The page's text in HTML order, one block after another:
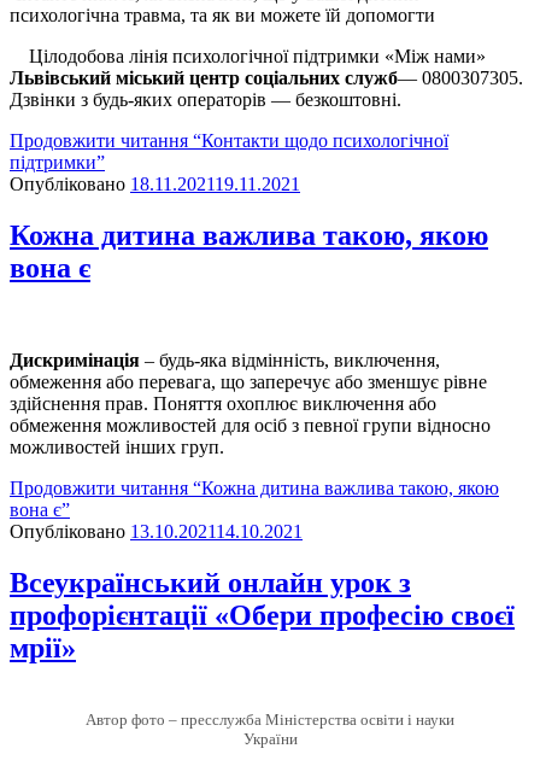
психологічна травма, та як ви можете їй допомогти
Цілодобова лінія психологічної підтримки «Між нами»
Львівський міський центр соціальних служб— 0800307305.
Дзвінки з будь-яких операторів — безкоштовні.
Продовжити читання “Контакти щодо психологічної
підтримки”
Опубліковано 18.11.202119.11.2021
Кожна дитина важлива такою, якою
вона є
Дискримінація – будь-яка відмінність, виключення,
обмеження або перевага, що заперечує або зменшує рівне
здійснення прав. Поняття охоплює виключення або
обмеження можливостей для осіб з певної групи відносно
можливостей інших груп.
Продовжити читання “Кожна дитина важлива такою, якою
вона є”
Опубліковано 13.10.202114.10.2021
Всеукраїнський онлайн урок з
профорієнтації «Обери професію своєї
мрії»
Автор фото – пресслужба Міністерства освіти і науки
України